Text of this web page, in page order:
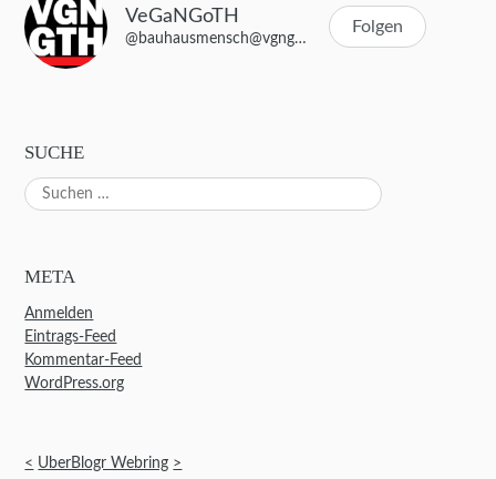
VeGaNGoTH
@bauhausmensch@vgngth.de
Folgen
SUCHE
Suchen
nach:
META
Anmelden
Eintrags-Feed
Kommentar-Feed
WordPress.org
< UberBlogr Webring >